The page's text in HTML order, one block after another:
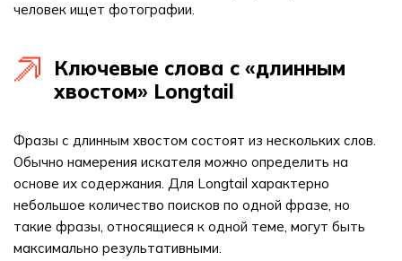
человек ищет фотографии.
Ключевые слова с «длинным
хвостом» Longtail
Фразы с длинным хвостом состоят из нескольких слов.
Обычно намерения искателя можно определить на
основе их содержания. Для Longtail характерно
небольшое количество поисков по одной фразе, но
такие фразы, относящиеся к одной теме, могут быть
максимально результативными.